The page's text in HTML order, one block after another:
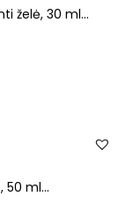
želė, 30 ml...
50 ml...